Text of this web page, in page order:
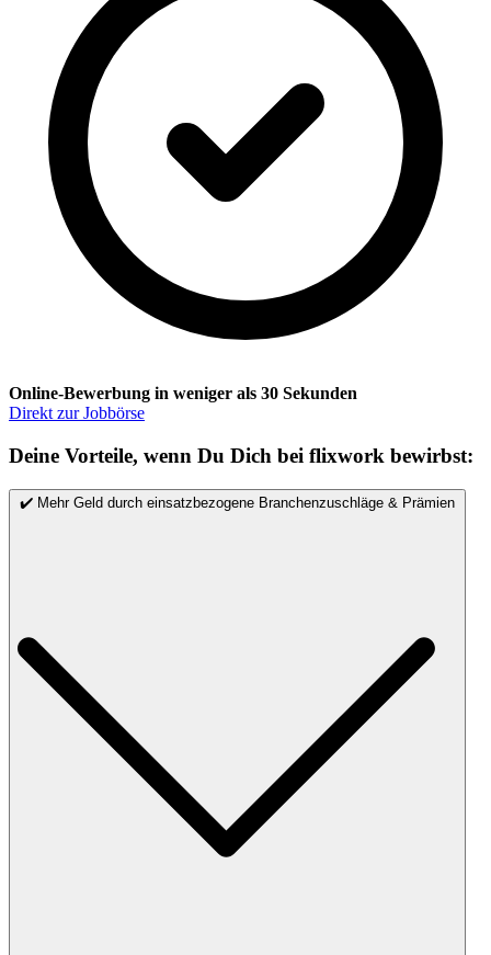
Online-Bewerbung in weniger als 30 Sekunden
Direkt zur Jobbörse
Deine Vorteile, wenn Du Dich bei flixwork bewirbst:
✔️ Mehr Geld durch einsatzbezogene Branchenzuschläge & Prämien